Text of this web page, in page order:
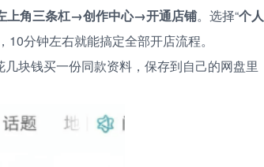
上角三条杠→创作中心→开通店铺。选择“个人
分钟左右就能搞定全部开店流程。
块钱买一份同款资料，保存到自己的网盘里